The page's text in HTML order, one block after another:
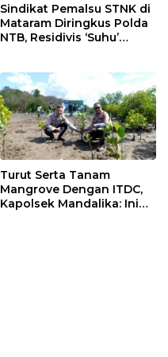
Sindikat Pemalsu STNK di
Mataram Diringkus Polda
NTB, Residivis ‘Suhu’
Turut Serta Tanam
Mangrove Dengan ITDC,
Kapolsek Mandalika: Ini